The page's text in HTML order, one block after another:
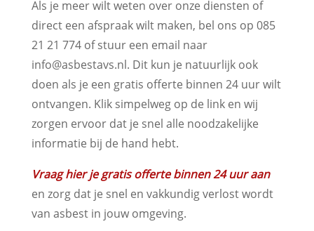
Als je meer wilt weten over onze diensten of
direct een afspraak wilt maken, bel ons op 085
21 21 774 of stuur een email naar
info@asbestavs.nl. Dit kun je natuurlijk ook
doen als je een gratis offerte binnen 24 uur wilt
ontvangen. Klik simpelweg op de link en wij
zorgen ervoor dat je snel alle noodzakelijke
informatie bij de hand hebt.
Vraag hier je gratis offerte binnen 24 uur aan
en zorg dat je snel en vakkundig verlost wordt
van asbest in jouw omgeving.